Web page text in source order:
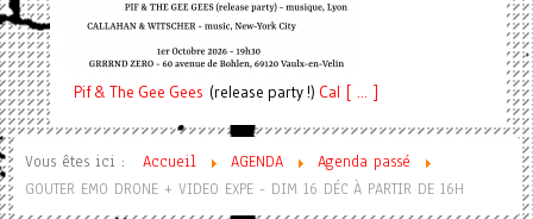
Pif& The Gee Gees (release party !) Cal [ ... ]
Vous êtes ici : Accueil AGENDA
Agenda passé
GOUTER EMO DRONE + VIDEO EXPE - DIM 16 DÉC À PARTIR DE 16H